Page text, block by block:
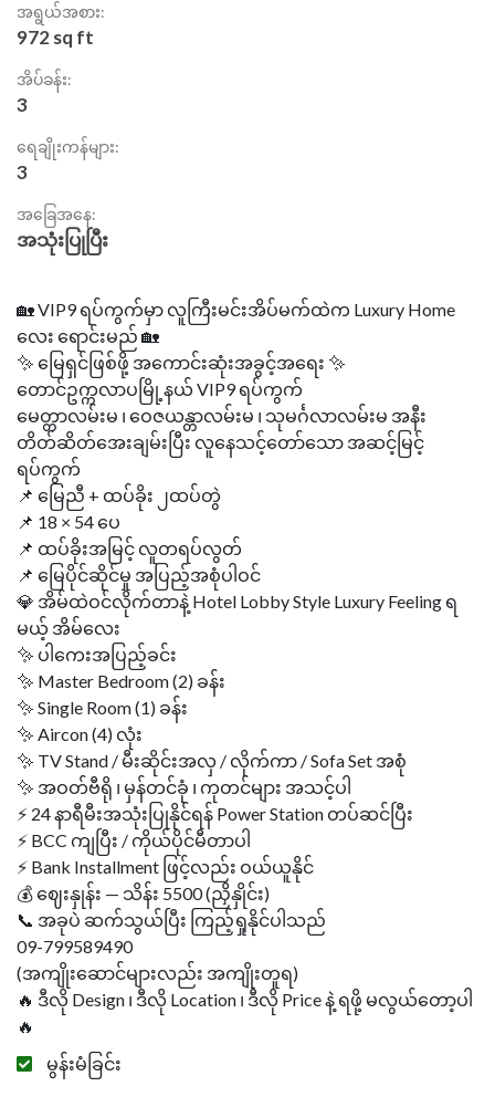
အရွယ်အစား:
972 sq ft
အိပ်ခန်း:
3
ရေချိုးကန်များ:
3
အခြေအနေ:
အသုံးပြုပြီး
🏡 VIP9 ရပ်ကွက်မှာ လူကြီးမင်းအိပ်မက်ထဲက Luxury Home
လေး ရောင်းမည် 🏡
✨ မြေရှင်ဖြစ်ဖို့ အကောင်းဆုံးအခွင့်အရေး ✨
တောင်ဥက္ကလာပမြို့နယ် VIP9 ရပ်ကွက်
မေတ္တာလမ်းမ ၊ ဝေဇယန္တာလမ်းမ ၊ သုမင်္ဂလာလမ်းမ အနီး
တိတ်ဆိတ်အေးချမ်းပြီး လူနေသင့်တော်သော အဆင့်မြင့်
ရပ်ကွက်
📌 မြေညီ + ထပ်ခိုး ၂ထပ်တွဲ
📌 18 × 54 ပေ
📌 ထပ်ခိုးအမြင့် လူတရပ်လွတ်
📌 မြေပိုင်ဆိုင်မှု အပြည့်အစုံပါဝင်
💎 အိမ်ထဲဝင်လိုက်တာနဲ့ Hotel Lobby Style Luxury Feeling ရ
မယ့် အိမ်လေး
✨ ပါကေးအပြည့်ခင်း
✨ Master Bedroom (2) ခန်း
✨ Single Room (1) ခန်း
✨ Aircon (4) လုံး
✨ TV Stand / မီးဆိုင်းအလှ / လိုက်ကာ / Sofa Set အစုံ
✨ အဝတ်ဗီရို ၊ မှန်တင်ခုံ ၊ ကုတင်များ အသင့်ပါ
⚡ 24 နာရီမီးအသုံးပြုနိုင်ရန် Power Station တပ်ဆင်ပြီး
⚡ BCC ကျပြီး / ကိုယ်ပိုင်မီတာပါ
⚡ Bank Installment ဖြင့်လည်း ဝယ်ယူနိုင်
💰 ဈေးနှုန်း — သိန်း 5500 (ညှိနှိုင်း)
📞 အခုပဲ ဆက်သွယ်ပြီး ကြည့်ရှုနိုင်ပါသည်
09-799589490
(အကျိုးဆောင်များလည်း အကျိုးတူရ)
🔥 ဒီလို Design ၊ ဒီလို Location ၊ ဒီလို Price နဲ့ ရဖို့ မလွယ်တော့ပါ
မွန်းမံခြင်း